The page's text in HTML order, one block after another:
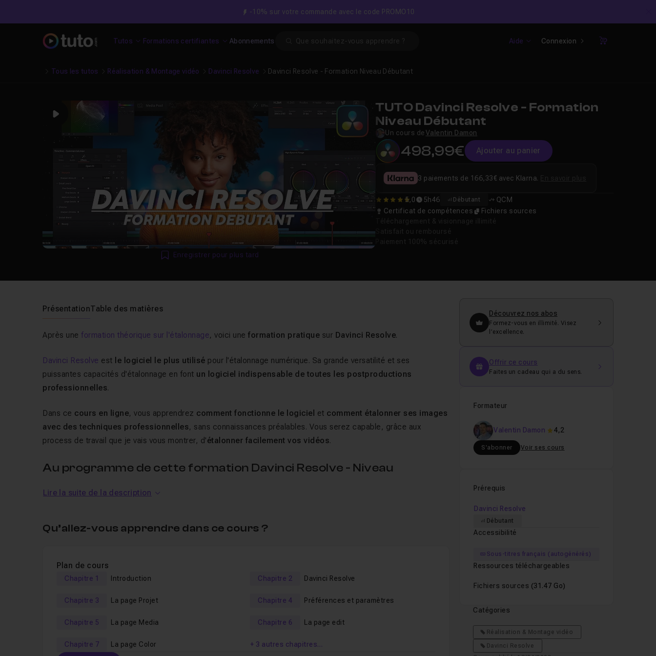
-10% sur votre commande avec le code PROMO10
Tutos Formations certifiantes Abonnements Aide Connexion
Panier
Tous les tutos Réalisation & Montage vidéo Davinci Resolve Davinci Resolve - Formation Niveau Débutant
Play
Enregistrer pour plus tard
TUTO Davinci Resolve - Formation
Niveau Débutant
Un cours deValentin Damon
498,99€ Ajouter au panier
5 5,0 5h46 Débutant
QCM
Certificat de compétences
Fichiers sources
3 paiements de 166,33€ avec Klarna.
PrésentationTable des matières
Après uneformation théorique sur l'étalonnage, voici uneformation pratique sur Davinci Resolve.
Davinci Resolve est le logiciel le plus utilisé pour l'étalonnage numérique. Sa grande versatilité et ses
puissantes capacités d'étalonnage en font un logiciel indispensable de toutes les postproductions
professionnelles.
Dans ce cours en ligne, vous apprendrez comment fonctionne le logiciel et comment étalonner ses images
avec des techniques professionnelles, sans connaissances préalables. Vous serez capable, grâce aux
process de travail que je vais vous montrer, d'étalonner facilement vos vidéos.
Au programme de cette formation Davinci Resolve - Niveau
Comment régler son logiciel et son projet ?
Comment importer des fichiers, créer des timelines et optimiser son media pool dans la fenêtre Media ?
Comment découper un fichier avec le scene cut detection ?
Comment étalonner facilement un plan avec ma technique simplifiée ?
Lire la suite de la description
Qu’allez-vous apprendre dans ce cours ?
Plan de cours
Chapitre 1 Introduction Chapitre 2 Davinci Resolve
Chapitre 3 La page Projet Chapitre 4 Préférences et paramètres
Chapitre 5 La page Media Chapitre 6 La page edit
Chapitre 7 La page Color + 3 autres chapitres…
Découvrez nos abos
Formez-vous en illimité. Visez
l’excellence.
Offrir ce cours
Faites un cadeau qui a du sens.
Formateur
Valentin Damon 4,2
S'abonner Voir ses cours
Prérequis
Davinci Resolve
Débutant
Accessibilité
Sous-titres français (autogénérés)
Ressources téléchargeables
Fichiers sources (31.47 Go)
Catégories
Réalisation & Montage vidéo
Davinci Resolve